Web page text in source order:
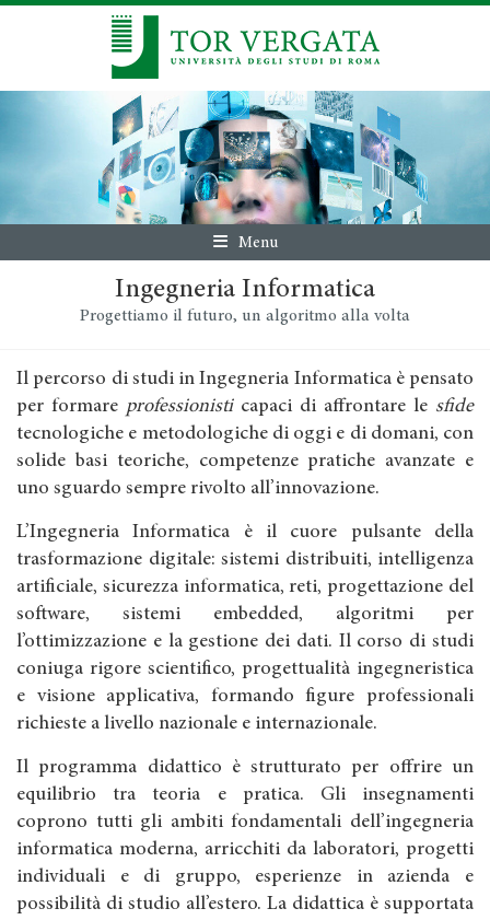
Menu
Ingegneria Informatica
Progettiamo il futuro, un algoritmo alla volta
Il percorso di studi in Ingegneria Informatica è pensato
per formare professionisticapaci di affrontare le sfide
tecnologiche e metodologiche di oggi e di domani, con
solide basi teoriche, competenze pratiche avanzate e
uno sguardo sempre rivolto all’innovazione.
L’Ingegneria Informatica è il cuore pulsante della
trasformazione digitale: sistemi distribuiti, intelligenza
artificiale, sicurezza informatica, reti, progettazione del
software, sistemi embedded, algoritmi per
l’ottimizzazione e la gestione dei dati. Il corso di studi
coniuga rigore scientifico, progettualità ingegneristica
e visione applicativa, formando figure professionali
richieste a livello nazionale e internazionale.
Il programma didattico è strutturato per offrire un
equilibrio tra teoria e pratica. Gli insegnamenti
coprono tutti gli ambiti fondamentali dell’ingegneria
informatica moderna, arricchiti da laboratori, progetti
individuali e di gruppo, esperienze in azienda e
possibilità di studio all’estero. La didattica è supportata